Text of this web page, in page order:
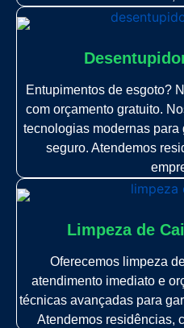
Entupimentos de esgoto?
com orçamento gratuito.
tecnologias modernas para
seguro. Atendemos
Limpeza de
Oferecemos limpeza
atendimento imediato e
técnicas avançadas para
Atendemos residências,